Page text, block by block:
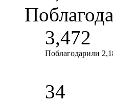
3,472
Поблагодарили
34